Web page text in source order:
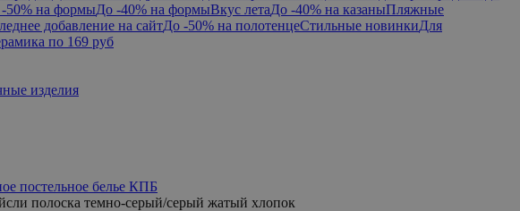
50% на формыДо -40% на формыВкус летаДо -40% на казаныПляжные
добавление на сайтДо -50% на полотенцеСтильные новинкиДля
по 169 руб
изделия
постельное белье КПБ
полоска темно-серый/серый жатый хлопок